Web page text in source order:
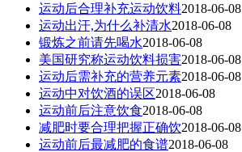
运动后合理补充运动饮料2018-06-08
运动出汗,为什么补清水2018-06-08
锻炼之前请先喝水2018-06-08
美国研究称运动饮料损害2018-06-08
运动后需补充的营养元素2018-06-08
运动中对饮酒的误区2018-06-08
运动前后注意饮食2018-06-08
减肥时要合理把握正确饮2018-06-08
运动前后最减肥的食谱2018-06-08